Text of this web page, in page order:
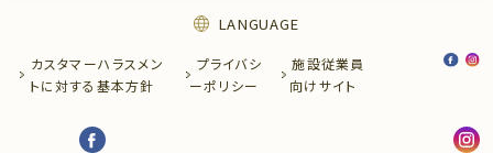
LANGUAGE
カスタマーハラスメン
トに対する基本方針
プライバシ
ーポリシー
施設従業員
向けサイト